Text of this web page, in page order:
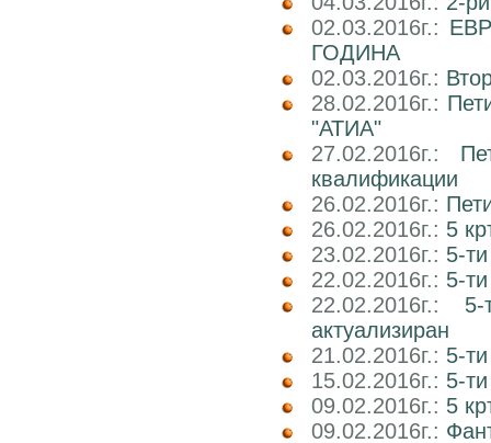
02.03.2016г.:
ГОДИНА
02.03.2016г.:
28.02.2016г.:
"АТИА"
27.02.2016г.:
квалификации
26.02.2016г.:
26.02.2016г.: 5
23.02.2016г.: 5-
22.02.2016г.: 5-
22.02.2016г.:
актуализиран
21.02.2016г.: 5-
15.02.2016г.: 5-
09.02.2016г.: 5
09.02.2016г.: